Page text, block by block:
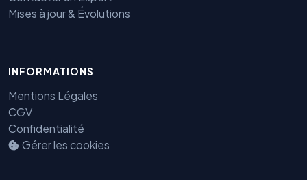
Mises à jour & Évolutions
INFORMATIONS
Mentions Légales
CGV
Confidentialité
Gérer les cookies